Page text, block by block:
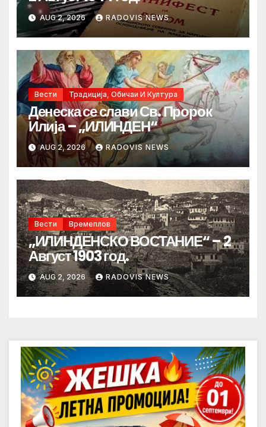
AUG 2, 2026 RADOVIS NEWS
Вести Традиција, Обичаи И Култура
Денеска се слави Св. Пророк
Илија – „ИЛИНДЕН“
AUG 2, 2026 RADOVIS NEWS
Вести Времеплов
„ИЛИНДЕНСКО ВОСТАНИЕ“ – 2
Август 1903 год.
AUG 2, 2026 RADOVIS NEWS